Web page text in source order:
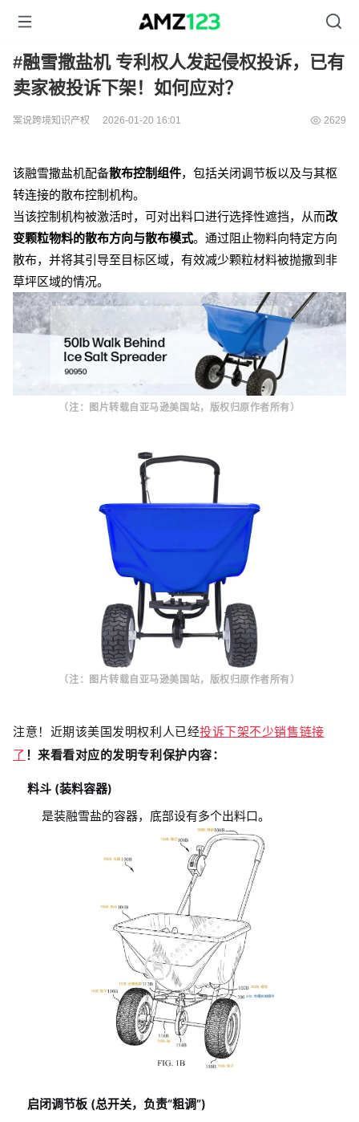
#融雪撒盐机 专利权人发起侵权投诉，已有
卖家被投诉下架！如何应对？
案说跨境知识产权 2026-01-20 16:01 2629
该融雪撒盐机配备散布控制组件，包括关闭调节板以及与其枢
转连接的散布控制机构。
当该控制机构被激活时，可对出料口进行选择性遮挡，从而改
变颗粒物料的散布方向与散布模式。通过阻止物料向特定方向
散布，并将其引导至目标区域，有效减少颗粒材料被抛撒到非
草坪区域的情况。
（注：图片转载自亚马逊美国站，版权归原作者所有）
（注：图片转载自亚马逊美国站，版权归原作者所有）
注意！近期该美国发明权利人已经投诉下架不少销售链接
了 ！来看看对应的发明专利保护内容：
料斗 (装料容器)
是装融雪盐的容器，底部设有多个出料口。
启闭调节板 (总开关，负责“粗调”)